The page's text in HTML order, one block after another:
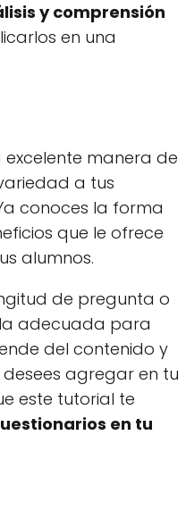
y comprensión
en una
excelente manera de
a tus
conoces la forma
que le ofrece
alumnos.
de pregunta o
adecuada para
del contenido y
agregar en tu
este tutorial te
en tu